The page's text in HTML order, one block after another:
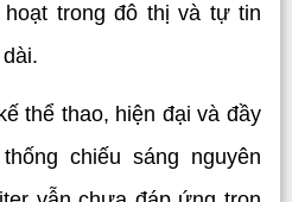
trong đô thị và tự tin
thể thao, hiện đại và đầy
chiếu sáng nguyên